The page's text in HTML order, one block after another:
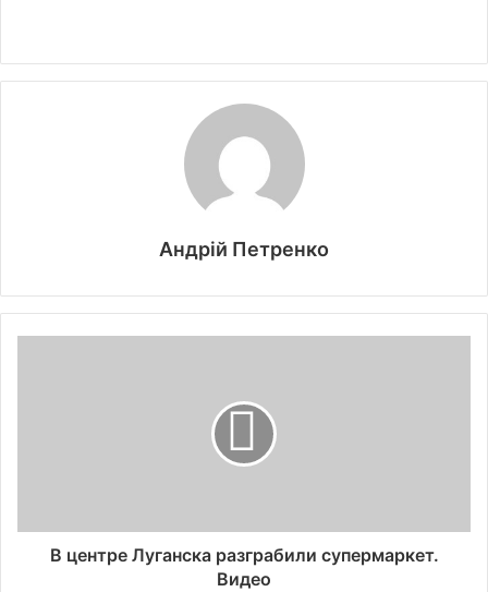
Андрій Петренко
В центре Луганска разграбили супермаркет.
Видео